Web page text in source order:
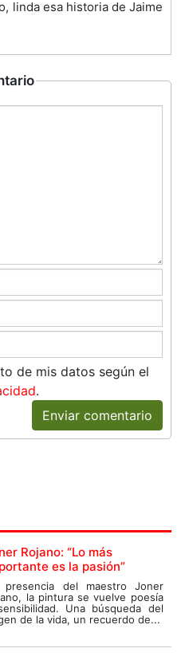
linda esa historia de Jaime
de mis datos según el
.
Enviar comentario
Rojano: “Lo más
es la pasión”
presencia del maestro Joner
la pintura se vuelve poesía
Una búsqueda del
de la vida, un recuerdo de...